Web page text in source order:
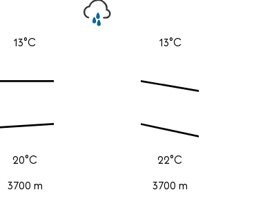
13°C
20°C
3700 m
13°C
22°C
3700 m